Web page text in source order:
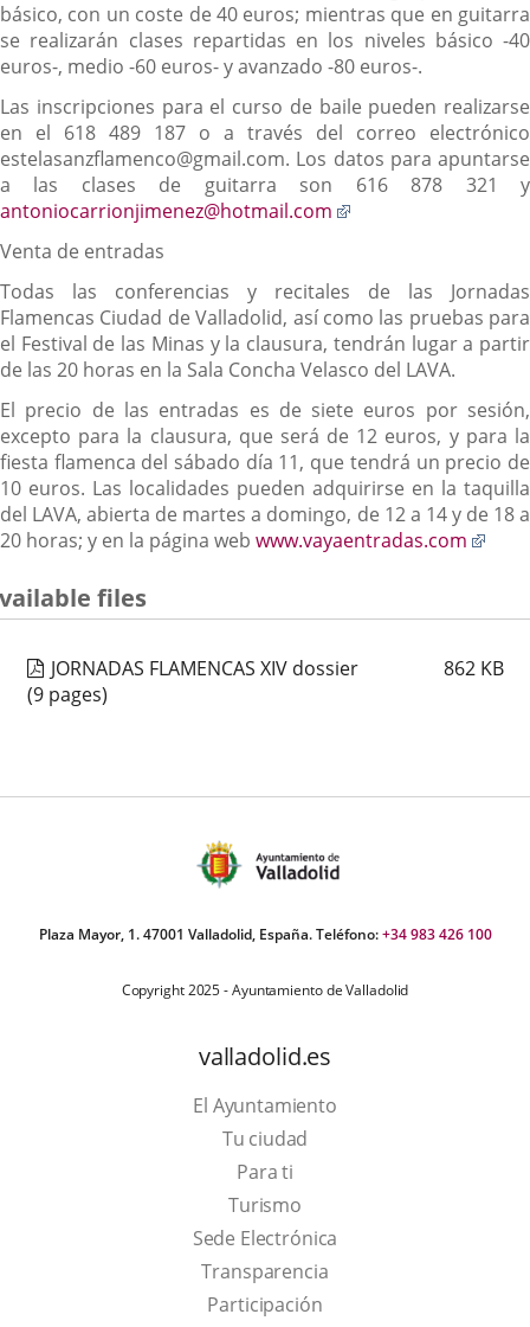
básico, con un coste de 40 euros; mientras que en guitarra
se realizarán clases repartidas en los niveles básico -40
euros-, medio -60 euros- y avanzado -80 euros-.
Las inscripciones para el curso de baile pueden realizarse
en el 618 489 187 o a través del correo electrónico
estelasanzflamenco@gmail.com. Los datos para apuntarse
a las clases de guitarra son 616 878 321 y
antoniocarrionjimenez@hotmail.com
aplicación
externa.
Venta de entradas
Todas las conferencias y recitales de las Jornadas
Flamencas Ciudad de Valladolid, así como las pruebas para
el Festival de las Minas y la clausura, tendrán lugar a partir
de las 20 horas en la Sala Concha Velasco del LAVA.
El precio de las entradas es de siete euros por sesión,
excepto para la clausura, que será de 12 euros, y para la
fiesta flamenca del sábado día 11, que tendrá un precio de
10 euros. Las localidades pueden adquirirse en la taquilla
del LAVA, abierta de martes a domingo, de 12 a 14 y de 18 a
20 horas; y en la página web www.vayaentradas.com
files
JORNADAS FLAMENCAS XIV dossier 862 KB
(9 pages)
Plaza Mayor, 1. 47001 Valladolid, España. Teléfono:+34 983 426 100
Copyright 2025 - Ayuntamiento de Valladolid
valladolid.es
El Ayuntamiento
Tu ciudad
Para ti
TurismoThis
link
will
open
Sede Electrónica
Transparencia
Participación